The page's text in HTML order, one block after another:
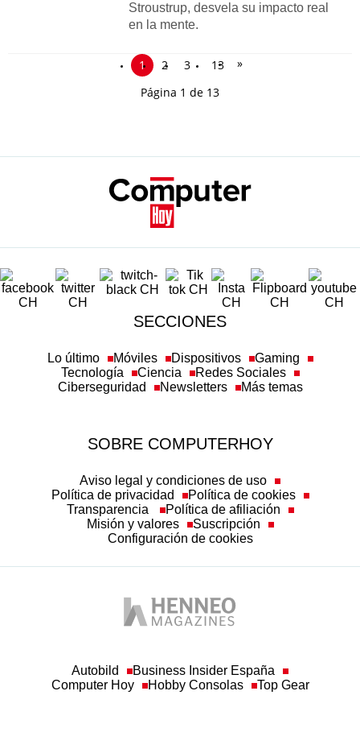
Stroustrup, desvela su impacto real
en la mente.
1 2 3 13
»
Página 1 de 13
SECCIONES
Lo último Móviles Dispositivos
Gaming
Tecnología
Ciencia
Redes Sociales
Ciberseguridad
Newsletters Más temas
SOBRE COMPUTERHOY
Aviso legal y condiciones de uso
Política de privacidad
Política de cookies
Transparencia
Política de afiliación
Misión y valores
Suscripción
Configuración de cookies
Autobild
Business Insider España
Computer Hoy
Hobby Consolas Top Gear